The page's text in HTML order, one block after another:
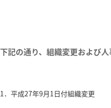
下記の通り、組織変更および
1．平成27年9月1日付組織変更